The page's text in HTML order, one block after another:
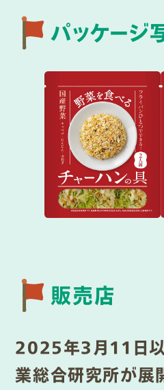
パッケージ
販売店
2025年3月11日以
業総合研究所が展